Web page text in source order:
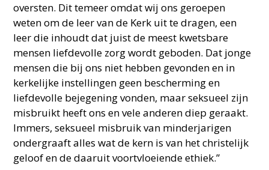
oversten. Dit temeer omdat wij ons geroepen
weten om de leer van de Kerk uit te dragen, een
leer die inhoudt dat juist de meest kwetsbare
mensen liefdevolle zorg wordt geboden. Dat jonge
mensen die bij ons niet hebben gevonden en in
kerkelijke instellingen geen bescherming en
liefdevolle bejegening vonden, maar seksueel zijn
misbruikt heeft ons en vele anderen diep geraakt.
Immers, seksueel misbruik van minderjarigen
ondergraaft alles wat de kern is van het christelijk
geloof en de daaruit voortvloeiende ethiek.”